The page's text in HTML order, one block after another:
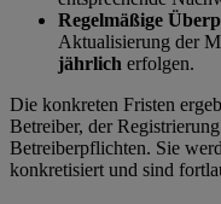
Regelmäßige
Aktualisierung der
jährlich erfolgen.
Die konkreten Fristen
Betreiber, der
Betreiberpflichten. Sie
konkretisiert und sind